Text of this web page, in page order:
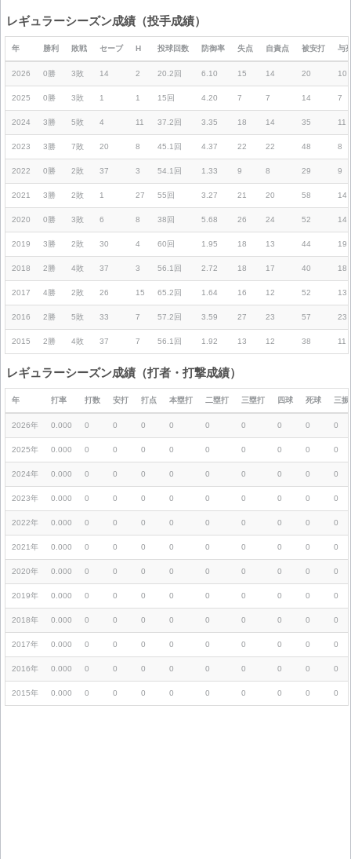
レギュラーシーズン成績（投手成績）
年 勝利 敗戦 セーブ H 投球回数 防御率 失点 自責点 被安打 与
2026 0勝 3敗 14 2 20.2回 6.10 15 14 20 10
2025 0勝 3敗 1 1 15回 4.20 7 7 14 7
2024 3勝 5敗 4 11 37.2回 3.35 18 14 35 11
2023 3勝 7敗 20 8 45.1回 4.37 22 22 48 8
2022 0勝 2敗 37 3 54.1回 1.33 9 8 29 9
2021 3勝 2敗 1 27 55回 3.27 21 20 58 14
2020 0勝 3敗 6 8 38回 5.68 26 24 52 14
2019 3勝 2敗 30 4 60回 1.95 18 13 44 19
2018 2勝 4敗 37 3 56.1回 2.72 18 17 40 18
2017 4勝 2敗 26 15 65.2回 1.64 16 12 52 13
2016 2勝 5敗 33 7 57.2回 3.59 27 23 57 23
2015 2勝 4敗 37 7 56.1回 1.92 13 12 38 11
レギュラーシーズン成績（打者・打撃成績）
年 打率 打数 安打 打点 本塁打 二塁打 三塁打 四球 死球 三振
2026年 0.000 0 0 0 0 0 0 0 0 0
2025年 0.000 0 0 0 0 0 0 0 0 0
2024年 0.000 0 0 0 0 0 0 0 0 0
2023年 0.000 0 0 0 0 0 0 0 0 0
2022年 0.000 0 0 0 0 0 0 0 0 0
2021年 0.000 0 0 0 0 0 0 0 0 0
2020年 0.000 0 0 0 0 0 0 0 0 0
2019年 0.000 0 0 0 0 0 0 0 0 0
2018年 0.000 0 0 0 0 0 0 0 0 0
2017年 0.000 0 0 0 0 0 0 0 0 0
2016年 0.000 0 0 0 0 0 0 0 0 0
2015年 0.000 0 0 0 0 0 0 0 0 0